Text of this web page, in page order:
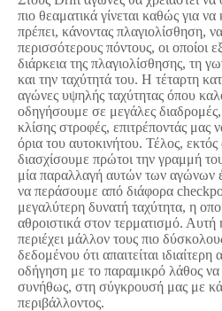
πιο θεαματικά γίνεται καθώς για
πρέπει, κάνοντας πλαγιολίσθηση,
περισσότερους πόντους, οι οποίοι
διάρκεια της πλαγιολίσθησης, τη
και την ταχύτητά του. Η τέταρτη
αγώνες υψηλής ταχύτητας όπου
οδηγήσουμε σε μεγάλες
κλίσης στροφές, επιτρέποντάς μας
όρια του αυτοκινήτου. Τέλος,
διασχίσουμε πρώτοι την γραμμή
μία παραλλαγή αυτών των αγώνων
να περάσουμε από διάφορα
μεγαλύτερη δυνατή ταχύτητα, η
αθροιστικά στον τερματισμό. Αυτή
περιέχει μάλλον τους πιο
δεδομένου ότι απαιτείται ιδιαίτερη
οδήγηση με το παραμικρό λάθος να
συνήθως, στη σύγκρουσή μας με
περιβάλλοντος.